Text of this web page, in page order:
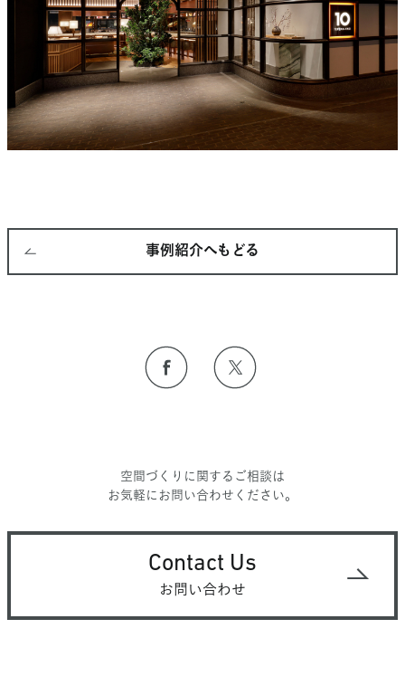
事例紹介へもどる
空間づくりに関するご相談は
お気軽にお問い合わせください。
Contact Us
お問い合わせ